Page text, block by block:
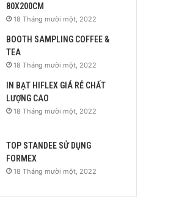
80X200CM
18 Tháng mười một, 2022
BOOTH SAMPLING COFFEE &
TEA
18 Tháng mười một, 2022
IN BẠT HIFLEX GIÁ RẺ CHẤT
LƯỢNG CAO
18 Tháng mười một, 2022
TOP STANDEE SỬ DỤNG
FORMEX
18 Tháng mười một, 2022